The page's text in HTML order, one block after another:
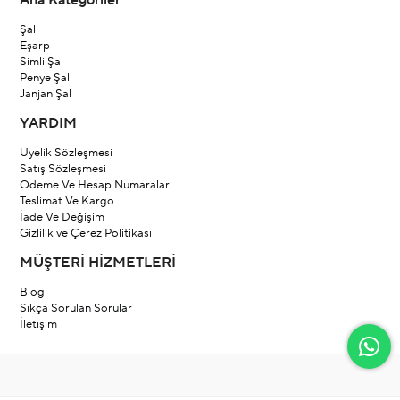
Şal
Eşarp
Simli Şal
Penye Şal
Janjan Şal
YARDIM
Üyelik Sözleşmesi
Satış Sözleşmesi
Ödeme Ve Hesap Numaraları
Teslimat Ve Kargo
İade Ve Değişim
Gizlilik ve Çerez Politikası
MÜŞTERİ HİZMETLERİ
Blog
Sıkça Sorulan Sorular
İletişim